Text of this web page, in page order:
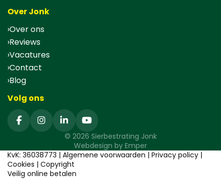
Over Jonk
Over ons
Reviews
Vacatures
Contact
Blog
Volg ons
© 2026 Sierbestrating Jonk
Webdesign by Emper
KvK: 36038773 | Algemene voorwaarden | Privacy policy |
Cookies | Copyright
Veilig online betalen